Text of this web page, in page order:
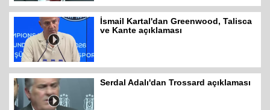
İsmail Kartal'dan Greenwood, Talisca
ve Kante açıklaması
Serdal Adalı'dan Trossard açıklaması